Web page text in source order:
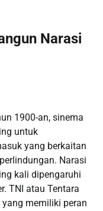
Narasi
1900-an, sinema
untuk
yang berkaitan
Narasi
kali dipengaruhi
TNI atau Tentara
memiliki peran